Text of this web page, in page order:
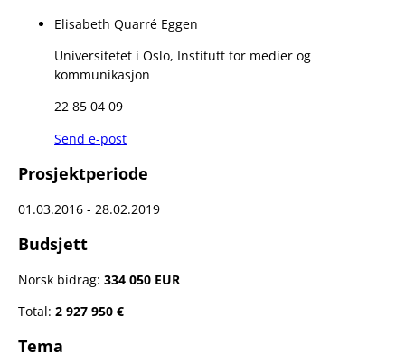
Elisabeth Quarré Eggen
Universitetet i Oslo, Institutt for medier og
kommunikasjon
22 85 04 09
Send e-post
Prosjektperiode
01.03.2016 - 28.02.2019
Budsjett
Norsk bidrag: 334 050 EUR
Total: 2 927 950 €
Tema